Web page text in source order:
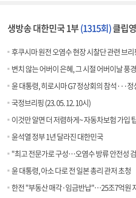
생방송 대한민국 1부(1315회)클립
후쿠시마 원전 오염수 현장 시찰단 관련 브리
변치 않는 어버이 은혜, 그 시절 어버이날 풍경 [
윤 대통령, 히로시마 G7 정상회의 참석···정상외교
국정브리핑 (23. 05. 12. 10시)
이것만 알면 더 저렴하게~ 자동차보험 가입 팁! [돈이
윤석열 정부 1년 달라진 대한민국
"최고 전문가로 구성…오염수 방류 안전성
윤 대통령, 아소 다로 전 일본 총리 관저 초청
한전 "부동산 매각·임금반납"…25조7억원